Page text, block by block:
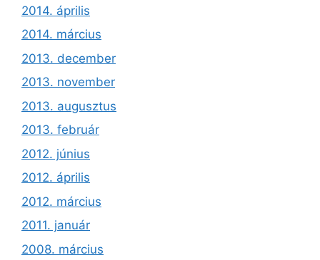
2014. április
2014. március
2013. december
2013. november
2013. augusztus
2013. február
2012. június
2012. április
2012. március
2011. január
2008. március